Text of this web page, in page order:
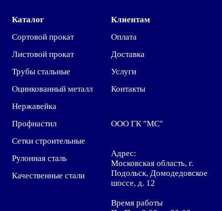
Каталог
Сортовой прокат
Листовой прокат
Трубы стальные
Оцинкованный металл
Нержавейка
Профнастил
Сетки строительные
Рулонная сталь
Качественные стали
Клиентам
Оплата
Доставка
Услуги
Контакты
ООО ГК "МС"
Адрес:
Московская область, г.
Подольск, Домодедовское
шоссе, д. 12
Время работы